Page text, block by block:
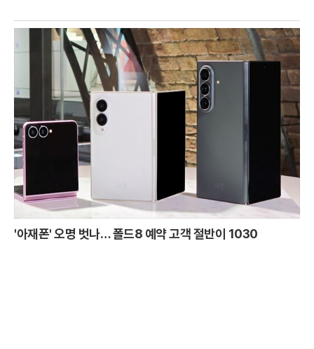
'아재폰' 오명 벗나… 폴드8 예약 고객 절반이 1030